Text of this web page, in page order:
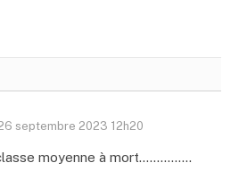
septembre 2023 12h20
moyenne à mort……………